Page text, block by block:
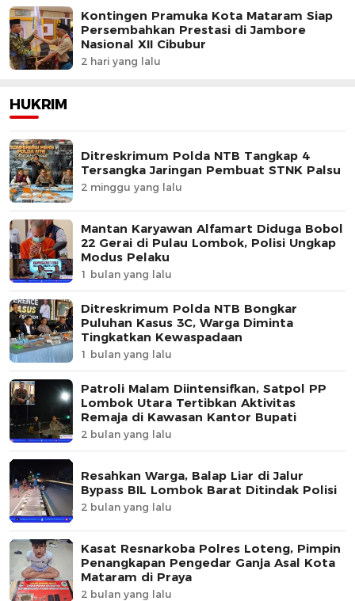
Kontingen Pramuka Kota Mataram Siap
Persembahkan Prestasi di Jambore
Nasional XII Cibubur
2 hari yang lalu
HUKRIM
Ditreskrimum Polda NTB Tangkap 4
Tersangka Jaringan Pembuat STNK Palsu
2 minggu yang lalu
Mantan Karyawan Alfamart Diduga Bobol
22 Gerai di Pulau Lombok, Polisi Ungkap
Modus Pelaku
1 bulan yang lalu
Ditreskrimum Polda NTB Bongkar
Puluhan Kasus 3C, Warga Diminta
Tingkatkan Kewaspadaan
1 bulan yang lalu
Patroli Malam Diintensifkan, Satpol PP
Lombok Utara Tertibkan Aktivitas
Remaja di Kawasan Kantor Bupati
2 bulan yang lalu
Resahkan Warga, Balap Liar di Jalur
Bypass BIL Lombok Barat Ditindak Polisi
2 bulan yang lalu
Kasat Resnarkoba Polres Loteng, Pimpin
Penangkapan Pengedar Ganja Asal Kota
Mataram di Praya
2 bulan yang lalu